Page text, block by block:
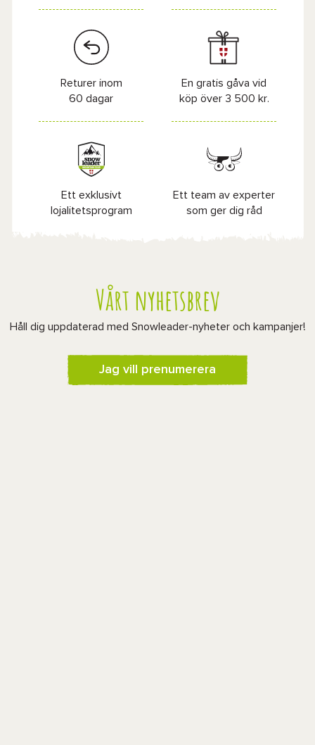
Returer inom
60 dagar
En gratis gåva vid
köp över 3 500 kr.
Ett exklusivt
lojalitetsprogram
Ett team av experter
som ger dig råd
Vårt nyhetsbrev
Håll dig uppdaterad med Snowleader-nyheter och kampanjer!
Jag vill prenumerera